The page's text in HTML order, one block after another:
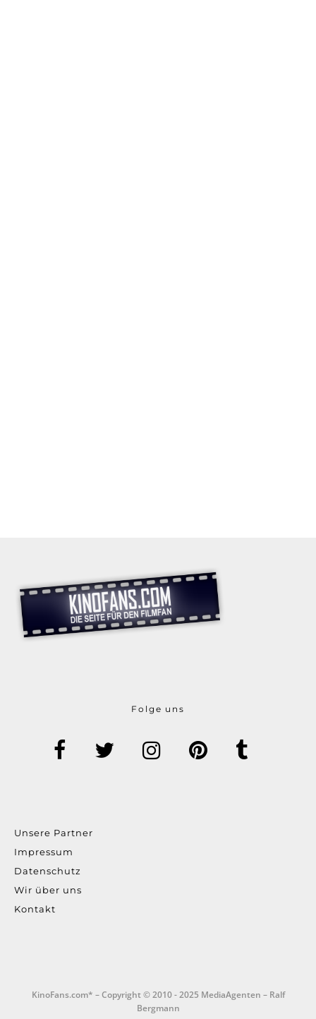
Folge uns
Unsere Partner
Impressum
Datenschutz
Wir über uns
Kontakt
KinoFans.com* – Copyright © 2010 - 2025 MediaAgenten – Ralf
Bergmann